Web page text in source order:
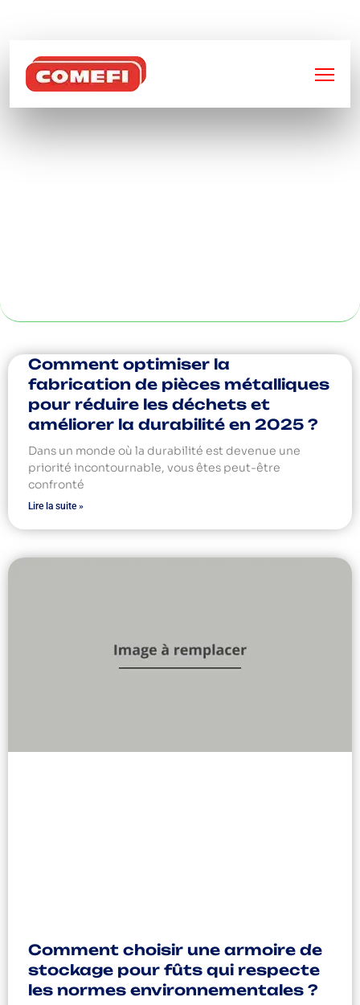
FABRICATION SUR
Comment optimiser la
fabrication de pièces métalliques
pour réduire les déchets et
améliorer la durabilité en 2025 ?
Dans un monde où la durabilité est devenue une
priorité incontournable, vous êtes peut-être
confronté
Lire la suite »
Comment choisir une armoire de
stockage pour fûts qui respecte
les normes environnementales ?